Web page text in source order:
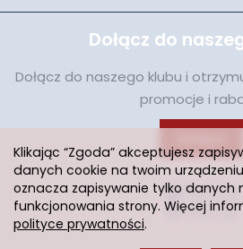
Dołącz do
Dołącz do naszego klubu i
promocje i
Klikając “Zgoda” akceptujesz
danych cookie na twoim
oznacza zapisywanie tylko danych
funkcjonowania strony. Więcej
polityce prywatności.